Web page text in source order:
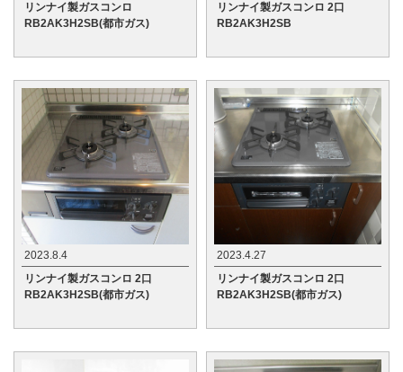
リンナイ製ガスコンロ
RB2AK3H2SB(都市ガス)
リンナイ製ガスコンロ 2口
RB2AK3H2SB
2023.8.4
リンナイ製ガスコンロ 2口
RB2AK3H2SB(都市ガス)
2023.4.27
リンナイ製ガスコンロ 2口
RB2AK3H2SB(都市ガス)